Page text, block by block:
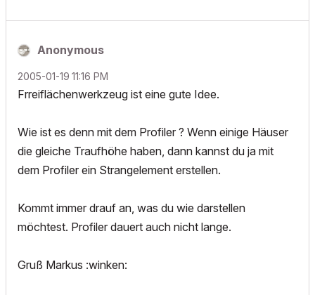
Anonymous
‎2005-01-19 11:16 PM
Frreiflächenwerkzeug ist eine gute Idee.
Wie ist es denn mit dem Profiler ? Wenn einige Häuser
die gleiche Traufhöhe haben, dann kannst du ja mit
dem Profiler ein Strangelement erstellen.
Kommt immer drauf an, was du wie darstellen
möchtest. Profiler dauert auch nicht lange.
Gruß Markus :winken: